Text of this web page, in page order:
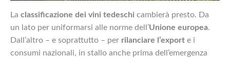
La classificazione dei vini tedeschi cambierà presto. Da
un lato per uniformarsi alle norme dell’Unione europea.
Dall’altro – e soprattutto – per rilanciare l’export e i
consumi nazionali, in stallo anche prima dell’emergenza